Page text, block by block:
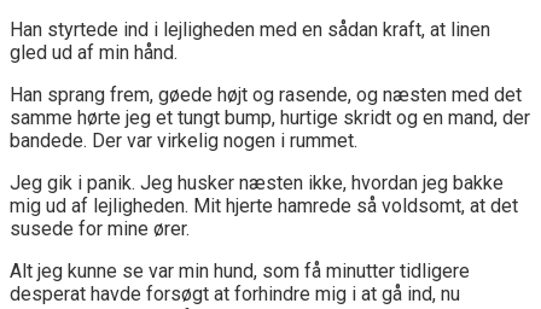
Han styrtede ind i lejligheden med en sådan kraft, at linen
gled ud af min hånd.
Han sprang frem, gøede højt og rasende, og næsten med det
samme hørte jeg et tungt bump, hurtige skridt og en mand, der
bandede. Der var virkelig nogen i rummet.
Jeg gik i panik. Jeg husker næsten ikke, hvordan jeg bakke
mig ud af lejligheden. Mit hjerte hamrede så voldsomt, at det
susede for mine ører.
Alt jeg kunne se var min hund, som få minutter tidligere
desperat havde forsøgt at forhindre mig i at gå ind, nu